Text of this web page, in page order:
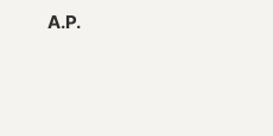
A.P.